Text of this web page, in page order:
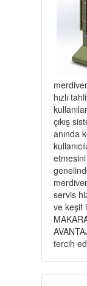
hızlı
çıkış
anında
servis
ve keşif
tercih